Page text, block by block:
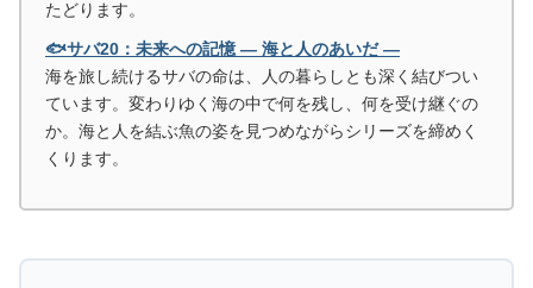
たどります。
🐟サバ20：未来への記憶 ― 海と人のあいだ ―
海を旅し続けるサバの命は、人の暮らしとも深く結びつい
ています。変わりゆく海の中で何を残し、何を受け継ぐの
か。海と人を結ぶ魚の姿を見つめながらシリーズを締めく
くります。